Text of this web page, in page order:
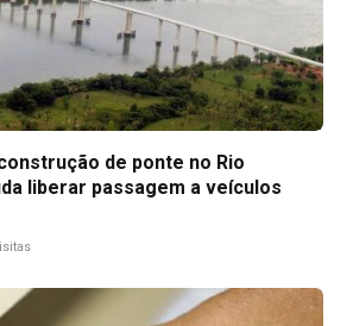
de ponte no Rio
liberar passagem a veículos